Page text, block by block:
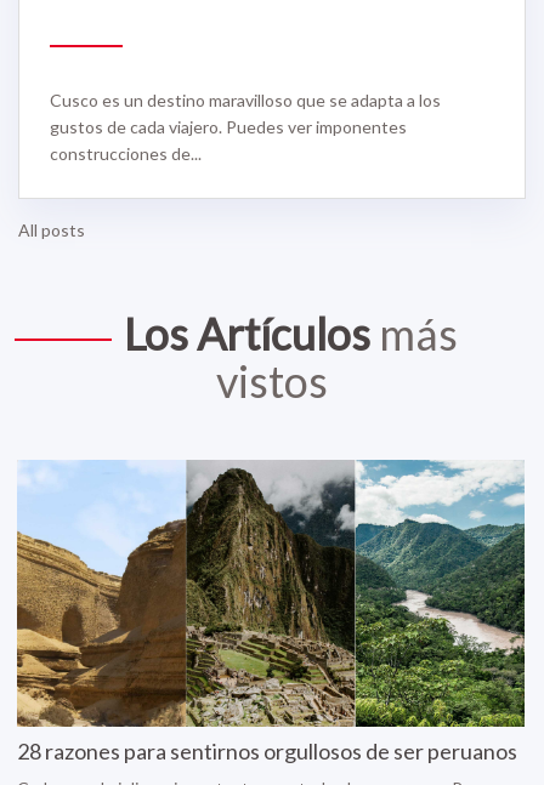
Cusco es un destino maravilloso que se adapta a los
gustos de cada viajero. Puedes ver imponentes
construcciones de...
All posts
Los Artículosmás
vistos
28 razones para sentirnos orgullosos de ser peruanos